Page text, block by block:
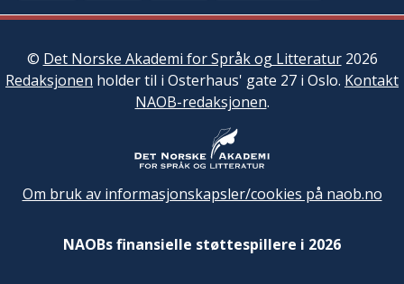
© Det Norske Akademi for Språk og Litteratur2026
Redaksjonen holder til i Osterhaus' gate 27 i Oslo. Kontakt
NAOB-redaksjonen.
Om bruk av informasjonskapsler/cookies på naob.no
NAOBs finansielle støttespillere i 2026